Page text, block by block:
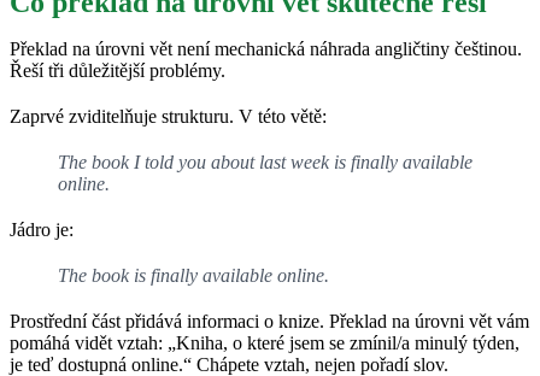
Překlad na úrovni vět není mechanická náhrada angličtiny češtinou.
Řeší tři důležitější problémy.
Zaprvé zviditelňuje strukturu. V této větě:
The book I told you about last week is finally available
online.
Jádro je:
The book is finally available online.
Prostřední část přidává informaci o knize. Překlad na úrovni vět vám
pomáhá vidět vztah: „Kniha, o které jsem se zmínil/a minulý týden,
je teď dostupná online.“ Chápete vztah, nejen pořadí slov.